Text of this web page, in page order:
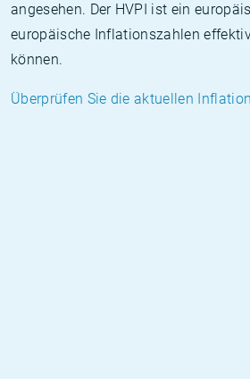
angesehen. Der HVPI ist ein
europäische Inflationszahlen
können.
Überprüfen Sie die aktuellen